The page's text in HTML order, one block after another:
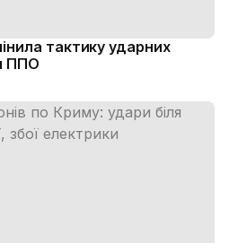
тактику ударних
ППО